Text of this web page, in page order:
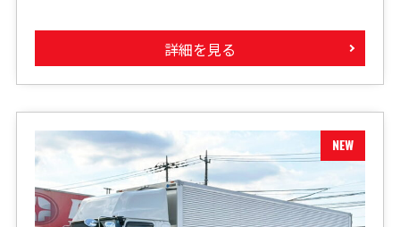
詳細を見る